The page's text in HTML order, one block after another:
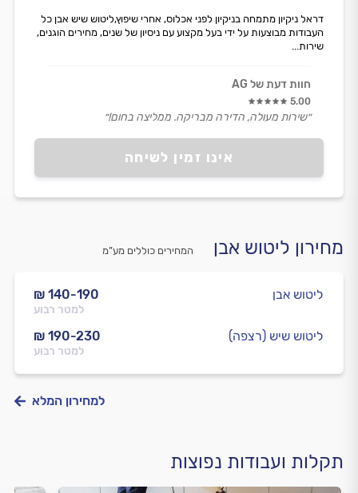
אינו זמין לשיחה
דראל ניקיון מתמחה בניקיון לפני אכלוס, אחרי שיפוץ,ליטוש שיש אבן כל
העבודות מבוצעות על ידי בעל מקצוע עם ניסיון של שנים, מחירים הוגנים,
שירות...
חוות דעת של AG
5.00
״שירות מעולה, הדירה מבריקה. ממליצה בחום!״
מחירון ליטוש אבן המחירים כוללים מע”מ
₪ 140-190
למטר רבוע
ליטוש אבן
₪ 190-230
למטר רבוע
ליטוש שיש (רצפה)
למחירון המלא
תקלות ועבודות נפוצות